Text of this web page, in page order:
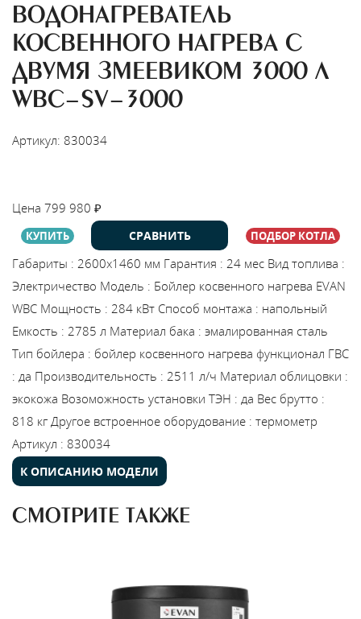
ВОДОНАГРЕВАТЕЛЬ
КОСВЕННОГО НАГРЕВА С
ДВУМЯ ЗМЕЕВИКОМ 3000 Л
WBС-SV-3000
Артикул: 830034
Цена 799 980 ₽
КУПИТЬ СРАВНИТЬ ПОДБОР КОТЛА
Габариты : 2600х1460 мм Гарантия : 24 мес Вид топлива :
Электричество Модель : Бойлер косвенного нагрева EVAN
WBC Мощность : 284 кВт Способ монтажа : напольный
Емкость : 2785 л Материал бака : эмалированная сталь
Тип бойлера : бойлер косвенного нагрева функционал ГВС
: да Производительность : 2511 л/ч Материал облицовки :
экокожа Возоможность установки ТЭН : да Вес брутто :
818 кг Другое встроенное оборудование : термометр
Артикул : 830034
К ОПИСАНИЮ МОДЕЛИ
СМОТРИТЕ ТАКЖЕ